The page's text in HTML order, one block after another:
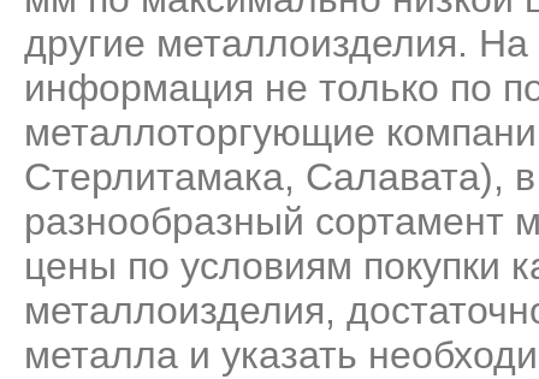
другие металлоизделия.
информация не только по
металлоторгующие
Стерлитамака, Салавата),
разнообразный сортамент
цены по условиям покупки
металлоизделия,
металла и указать